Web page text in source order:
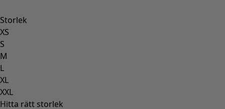
Storlek
XS
S
M
L
XL
XXL
Hitta rätt storlek